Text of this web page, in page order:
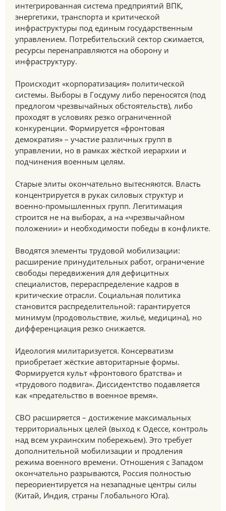
интегрированная система предприятий ВПК,
энергетики, транспорта и критической
инфраструктуры под единым государственным
управлением. Потребительский сектор сжимается,
ресурсы перенаправляются на оборону и
инфраструктуру.
Происходит «корпоратизация» политической
системы. Выборы в Госдуму либо переносятся (под
предлогом чрезвычайных обстоятельств), либо
проходят в условиях резко ограниченной
конкуренции. Формируется «фронтовая
демократия» – участие различных групп в
управлении, но в рамках жёсткой иерархии и
подчинения военным целям.
Старые элиты окончательно вытесняются. Власть
концентрируется в руках силовых структур и
военно-промышленных групп. Легитимация
строится не на выборах, а на «чрезвычайном
положении» и необходимости победы в конфликте.
Вводятся элементы трудовой мобилизации:
расширение принудительных работ, ограничение
свободы передвижения для дефицитных
специалистов, перераспределение кадров в
критические отрасли. Социальная политика
становится распределительной: гарантируется
минимум (продовольствие, жильё, медицина), но
дифференциация резко снижается.
Идеология милитаризуется. Консерватизм
приобретает жёсткие авторитарные формы.
Формируется культ «фронтового братства» и
«трудового подвига». Диссидентство подавляется
как «предательство в военное время».
СВО расширяется – достижение максимальных
территориальных целей (выход к Одессе, контроль
над всем украинским побережьем). Это требует
дополнительной мобилизации и продления
режима военного времени. Отношения с Западом
окончательно разрываются, Россия полностью
переориентируется на незападные центры силы
(Китай, Индия, страны Глобального Юга).